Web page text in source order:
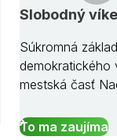
Slobodný
Súkromná
demokratického
mestská časť
To ma zaujíma